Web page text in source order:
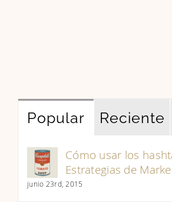
Popular Reciente
Cómo usar los
Estrategias de
junio 23rd, 2015